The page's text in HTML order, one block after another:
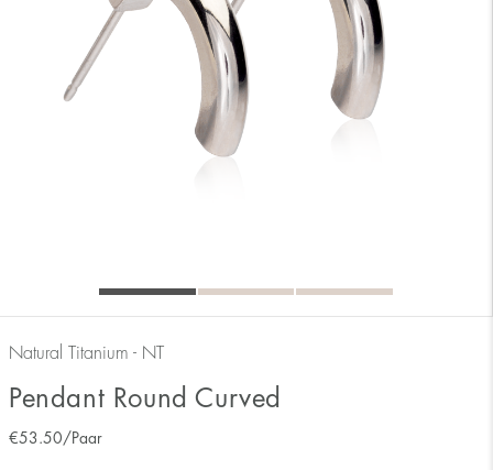
Natural Titanium - NT
Pendant Round Curved
€53.50 /Paar